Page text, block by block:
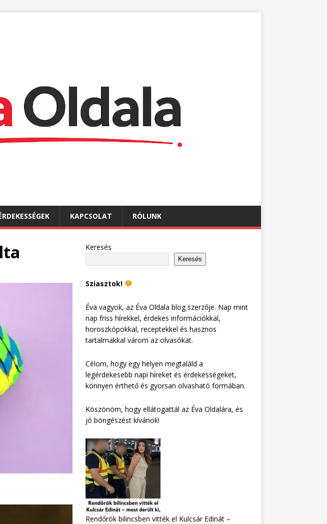
KAPCSOLAT RÓLUNK
Keresés
Keresés
Sziasztok!
Éva vagyok, az Éva Oldala blog szerzője. Nap mint
nap friss hírekkel, érdekes információkkal,
horoszkópokkal, receptekkel és hasznos
tartalmakkal várom az olvasókat.
Célom, hogy egy helyen megtaláld a
legérdekesebb napi híreket és érdekességeket,
könnyen érthető és gyorsan olvasható formában.
Köszönöm, hogy ellátogattál az Éva Oldalára, és
jó böngészést kívánok!
Rendőrök bilincsben vitték el Kulcsár Edinát –